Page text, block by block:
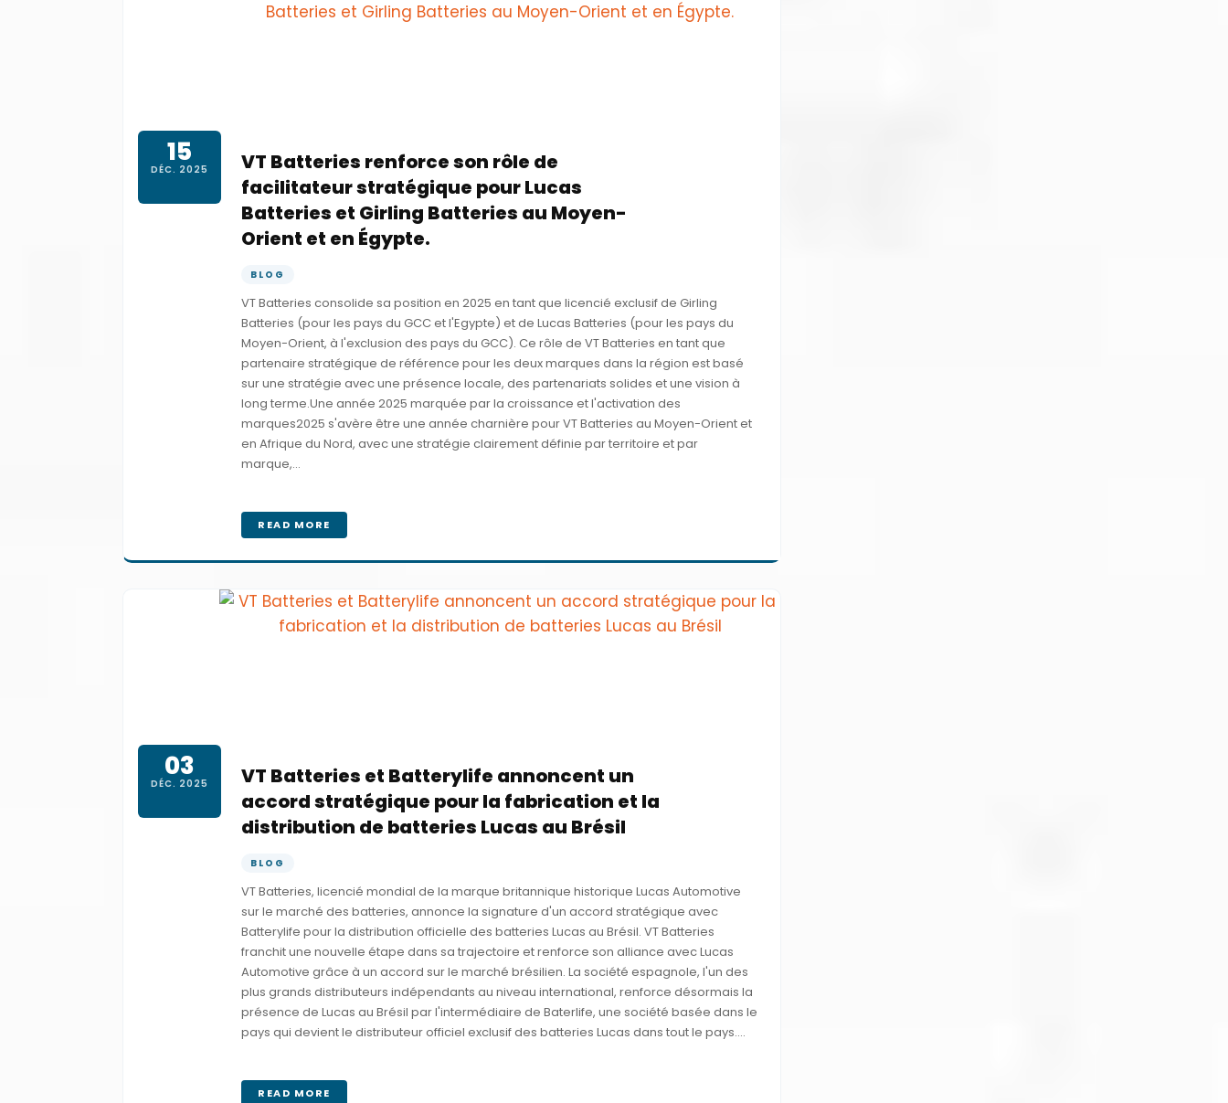
15
DÉC. 2025
VT Batteries renforce son rôle de
facilitateur stratégique pour Lucas
Batteries et Girling Batteries au Moyen-
Orient et en Égypte.
BLOG
VT Batteries consolide sa position en 2025 en tant que licencié exclusif de Girling
Batteries (pour les pays du GCC et l'Egypte) et de Lucas Batteries (pour les pays du
Moyen-Orient, à l'exclusion des pays du GCC). Ce rôle de VT Batteries en tant que
partenaire stratégique de référence pour les deux marques dans la région est basé
sur une stratégie avec une présence locale, des partenariats solides et une vision à
long terme.Une année 2025 marquée par la croissance et l'activation des
marques2025 s'avère être une année charnière pour VT Batteries au Moyen-Orient et
en Afrique du Nord, avec une stratégie clairement définie par territoire et par
marque,...
READ MORE
03
DÉC. 2025
VT Batteries et Batterylife annoncent un
accord stratégique pour la fabrication et la
distribution de batteries Lucas au Brésil
BLOG
VT Batteries, licencié mondial de la marque britannique historique Lucas Automotive
sur le marché des batteries, annonce la signature d'un accord stratégique avec
Batterylife pour la distribution officielle des batteries Lucas au Brésil. VT Batteries
franchit une nouvelle étape dans sa trajectoire et renforce son alliance avec Lucas
Automotive grâce à un accord sur le marché brésilien. La société espagnole, l'un des
plus grands distributeurs indépendants au niveau international, renforce désormais la
présence de Lucas au Brésil par l'intermédiaire de Baterlife, une société basée dans le
pays qui devient le distributeur officiel exclusif des batteries Lucas dans tout le pays....
READ MORE